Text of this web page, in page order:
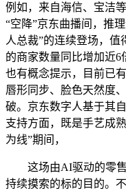
例如，来自海信、宝洁
“空降”京东曲播间，推
人总裁”的连续登场，
的商家数量同比增加近6
也有概念提示，目前已
唇形同步、脸色天然度
破。京东数字人基于其
支持方面，既是手艺成
为线”期间，
这场由AI驱动的零售
持续摸索的标的目的。